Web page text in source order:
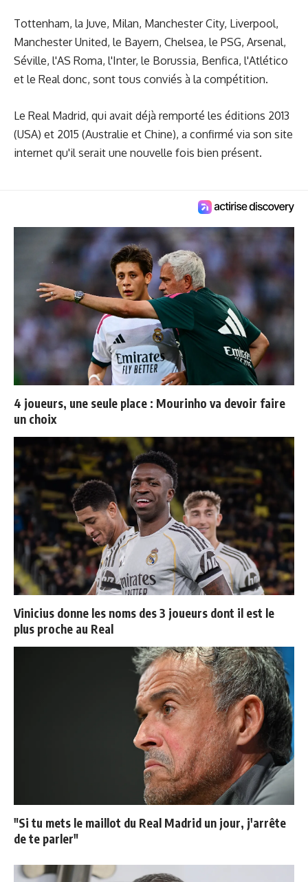
Tottenham, la Juve, Milan, Manchester City, Liverpool,
Manchester United, le Bayern, Chelsea, le PSG, Arsenal,
Séville, l'AS Roma, l'Inter, le Borussia, Benfica, l'Atlético
et le Real donc, sont tous conviés à la compétition.
Le Real Madrid, qui avait déjà remporté les éditions 2013
(USA) et 2015 (Australie et Chine), a confirmé via son site
internet qu'il serait une nouvelle fois bien présent.
4 joueurs, une seule place : Mourinho va devoir faire
un choix
Vinicius donne les noms des 3 joueurs dont il est le
plus proche au Real
"Si tu mets le maillot du Real Madrid un jour, j'arrête
de te parler"